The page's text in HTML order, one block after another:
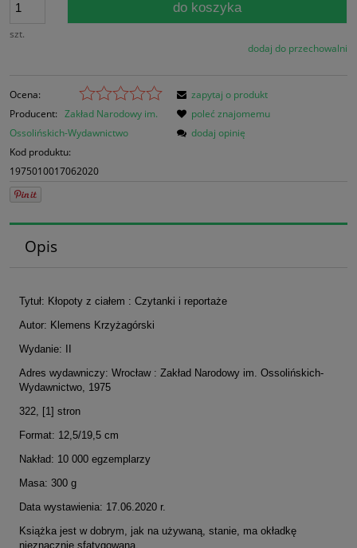
szt.
do koszyka
dodaj do przechowalni
Ocena:
Producent: Zakład Narodowy im.
Ossolińskich-Wydawnictwo
Kod produktu:
1975010017062020
zapytaj o produkt
poleć znajomemu
dodaj opinię
Opis
Tytuł: Kłopoty z ciałem : Czytanki i reportaże
Autor: Klemens Krzyżagórski
Wydanie: II
Adres wydawniczy: Wrocław : Zakład Narodowy im. Ossolińskich-
Wydawnictwo, 1975
322, [1] stron
Format: 12,5/19,5 cm
Nakład: 10 000 egzemplarzy
Masa: 300 g
Data wystawienia: 17.06.2020 r.
Książka jest w dobrym, jak na używaną, stanie, ma okładkę
nieznacznie sfatygowaną.